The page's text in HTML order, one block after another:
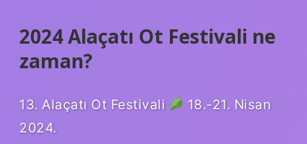
2024 Alaçatı Ot Festivali ne
zaman?
13. Alaçatı Ot Festivali
18.-21. Nisan
2024.